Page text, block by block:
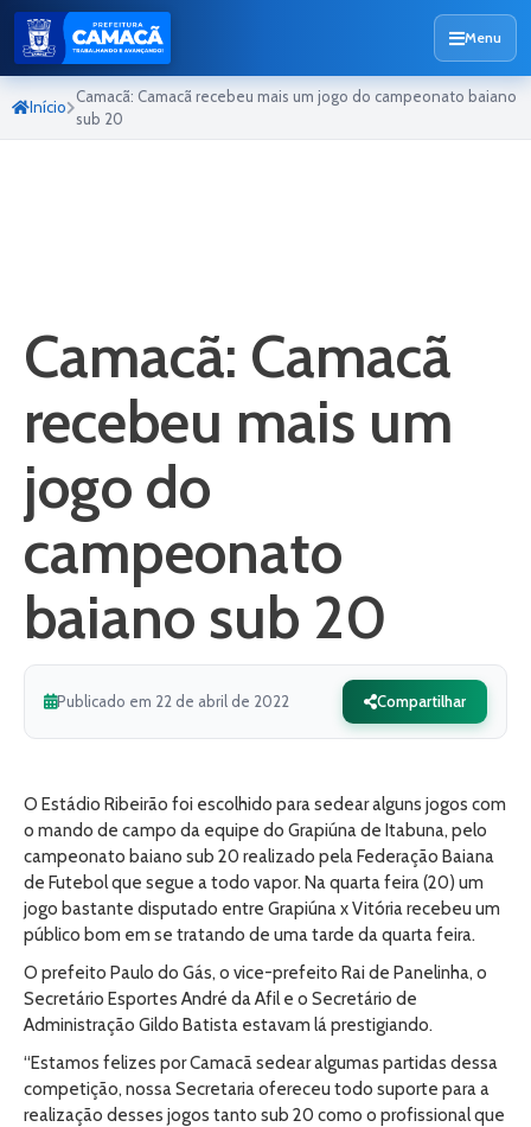
Menu
Início
Camacã: Camacã recebeu mais um jogo do campeonato baiano
sub 20
Camacã: Camacã
recebeu mais um
jogo do
campeonato
baiano sub 20
Publicado em 22 de abril de 2022 Compartilhar
O Estádio Ribeirão foi escolhido para sedear alguns jogos com
o mando de campo da equipe do Grapiúna de Itabuna, pelo
campeonato baiano sub 20 realizado pela Federação Baiana
de Futebol que segue a todo vapor. Na quarta feira (20) um
jogo bastante disputado entre Grapiúna x Vitória recebeu um
público bom em se tratando de uma tarde da quarta feira.
O prefeito Paulo do Gás, o vice-prefeito Rai de Panelinha, o
Secretário Esportes André da Afil e o Secretário de
Administração Gildo Batista estavam lá prestigiando.
“Estamos felizes por Camacã sedear algumas partidas dessa
competição, nossa Secretaria ofereceu todo suporte para a
realização desses jogos tanto sub 20 como o profissional que